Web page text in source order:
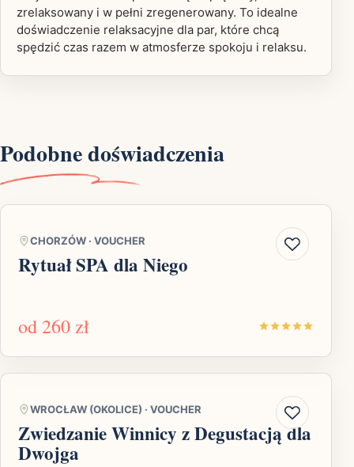
zrelaksowany i w pełni zregenerowany. To idealne
doświadczenie relaksacyjne dla par, które chcą
spędzić czas razem w atmosferze spokoju i relaksu.
Podobne doświadczenia
CHORZÓW · VOUCHER
Rytuał SPA dla Niego
od 260 zł
WROCŁAW (OKOLICE) · VOUCHER
Zwiedzanie Winnicy z Degustacją dla
Dwojga